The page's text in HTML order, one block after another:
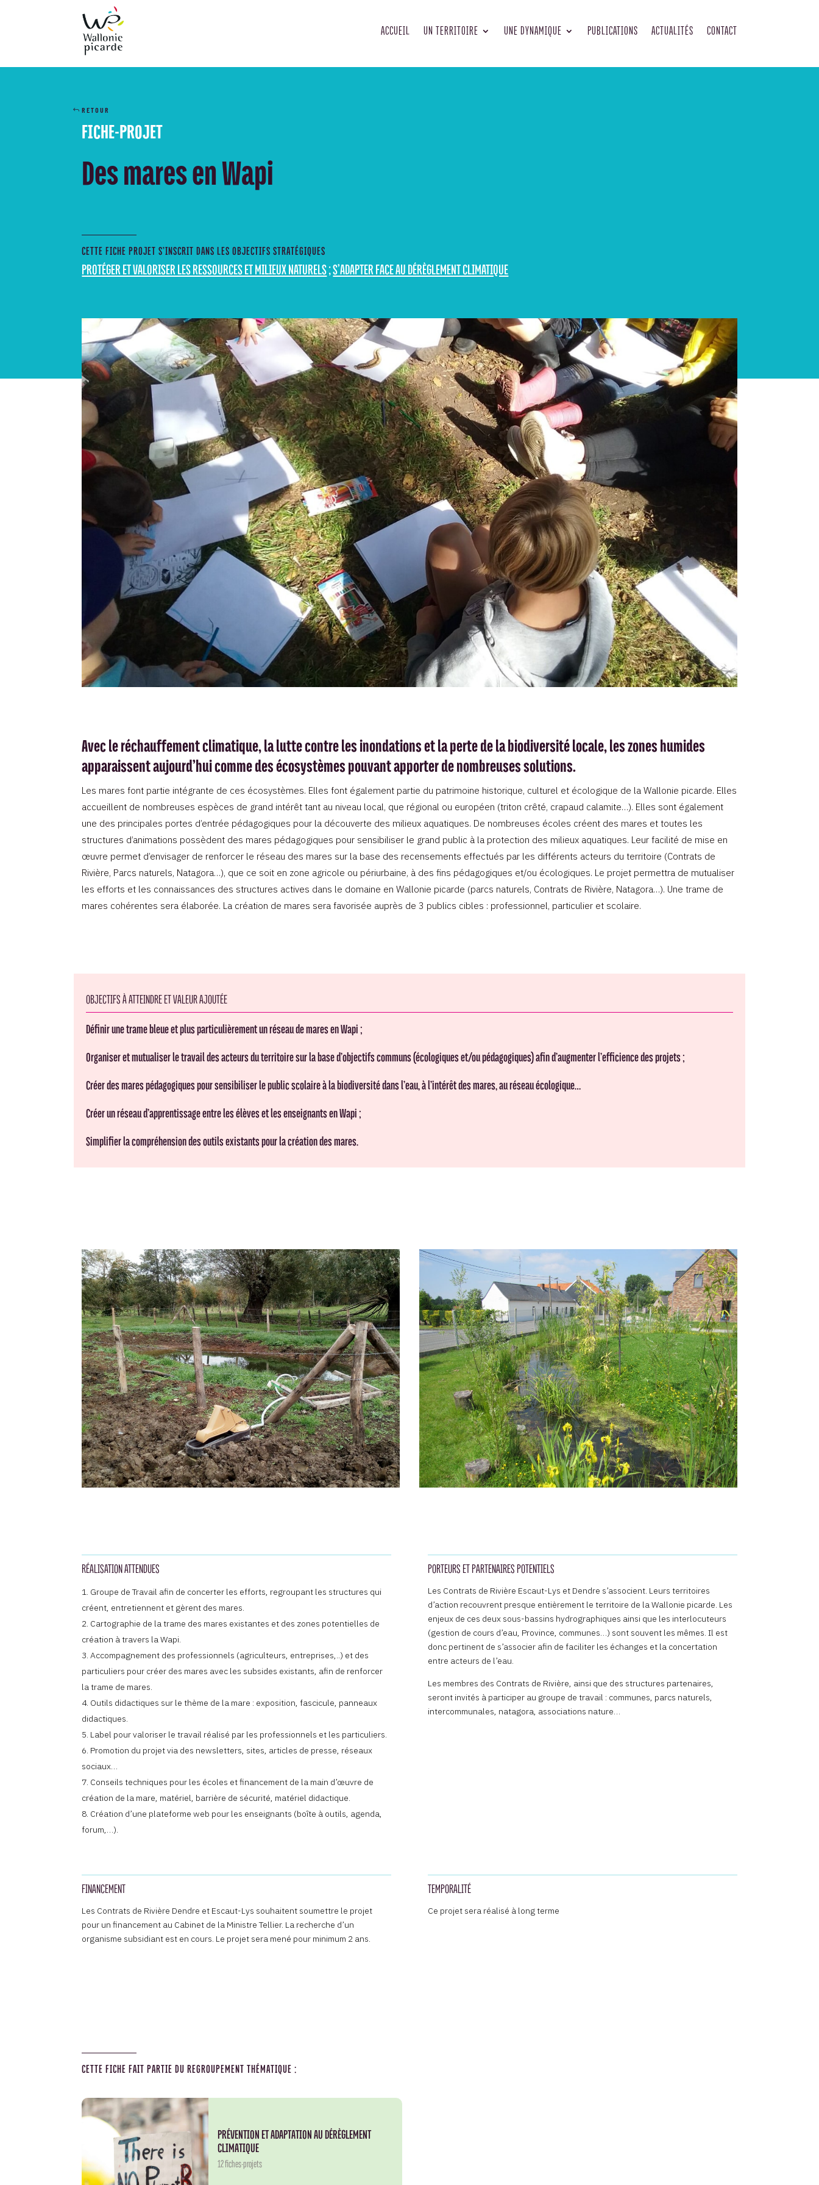
ACCUEIL UN TERRITOIRE UNE DYNAMIQUE PUBLICATIONS ACTUALITÉS CONTACT
RETOUR
FICHE-PROJET
Des mares en Wapi
CETTE FICHE PROJET S’INSCRIT DANS LES OBJECTIFS STRATÉGIQUES
PROTÉGER ET VALORISER LES RESSOURCES ET MILIEUX NATURELS;S’ADAPTER FACE AU DÉRÈGLEMENT CLIMATIQUE
Avec le réchauffement climatique, la lutte contre les inondations et la perte de la biodiversité locale, les zones humides
apparaissent aujourd’hui comme des écosystèmes pouvant apporter de nombreuses solutions.
Les mares font partie intégrante de ces écosystèmes. Elles font également partie du patrimoine historique, culturel et écologique de la Wallonie picarde. Elles
accueillent de nombreuses espèces de grand intérêt tant au niveau local, que régional ou européen (triton crêté, crapaud calamite…). Elles sont également
une des principales portes d’entrée pédagogiques pour la découverte des milieux aquatiques. De nombreuses écoles créent des mares et toutes les
structures d’animations possèdent des mares pédagogiques pour sensibiliser le grand public à la protection des milieux aquatiques. Leur facilité de mise en
œuvre permet d’envisager de renforcer le réseau des mares sur la base des recensements effectués par les différents acteurs du territoire (Contrats de
Rivière, Parcs naturels, Natagora…), que ce soit en zone agricole ou périurbaine, à des fins pédagogiques et/ou écologiques. Le projet permettra de mutualiser
les efforts et les connaissances des structures actives dans le domaine en Wallonie picarde (parcs naturels, Contrats de Rivière, Natagora…). Une trame de
mares cohérentes sera élaborée. La création de mares sera favorisée auprès de 3 publics cibles : professionnel, particulier et scolaire.
OBJECTIFS À ATTEINDRE ET VALEUR AJOUTÉE
Définir une trame bleue et plus particulièrement un réseau de mares en Wapi ;
Organiser et mutualiser le travail des acteurs du territoire sur la base d’objectifs communs (écologiques et/ou pédagogiques) afin d’augmenter l’efficience des projets ;
Créer des mares pédagogiques pour sensibiliser le public scolaire à la biodiversité dans l’eau, à l’intérêt des mares, au réseau écologique…
Créer un réseau d’apprentissage entre les élèves et les enseignants en Wapi ;
Simplifier la compréhension des outils existants pour la création des mares.
RÉALISATION ATTENDUES
Groupe de Travail afin de concerter les efforts, regroupant les structures qui
créent, entretiennent et gèrent des mares.
Cartographie de la trame des mares existantes et des zones potentielles de
création à travers la Wapi.
Accompagnement des professionnels (agriculteurs, entreprises,..) et des
particuliers pour créer des mares avec les subsides existants, afin de renforcer
la trame de mares.
Outils didactiques sur le thème de la mare : exposition, fascicule, panneaux
didactiques.
Label pour valoriser le travail réalisé par les professionnels et les particuliers.
Promotion du projet via des newsletters, sites, articles de presse, réseaux
sociaux…
Conseils techniques pour les écoles et financement de la main d’œuvre de
création de la mare, matériel, barrière de sécurité, matériel didactique.
Création d’une plateforme web pour les enseignants (boîte à outils, agenda,
forum,…).
PORTEURS ET PARTENAIRES POTENTIELS
Les Contrats de Rivière Escaut-Lys et Dendre s’associent. Leurs territoires
d’action recouvrent presque entièrement le territoire de la Wallonie picarde. Les
enjeux de ces deux sous-bassins hydrographiques ainsi que les interlocuteurs
(gestion de cours d’eau, Province, communes…) sont souvent les mêmes. Il est
donc pertinent de s’associer afin de faciliter les échanges et la concertation
entre acteurs de l’eau.
Les membres des Contrats de Rivière, ainsi que des structures partenaires,
seront invités à participer au groupe de travail : communes, parcs naturels,
intercommunales, natagora, associations nature…
FINANCEMENT
Les Contrats de Rivière Dendre et Escaut-Lys souhaitent soumettre le projet
pour un financement au Cabinet de la Ministre Tellier. La recherche d’un
organisme subsidiant est en cours. Le projet sera mené pour minimum 2 ans.
TEMPORALITÉ
Ce projet sera réalisé à long terme
CETTE FICHE FAIT PARTIE DU REGROUPEMENT THÉMATIQUE :
PRÉVENTION ET ADAPTATION AU DÉRÈGLEMENT
CLIMATIQUE
12 fiches-projets